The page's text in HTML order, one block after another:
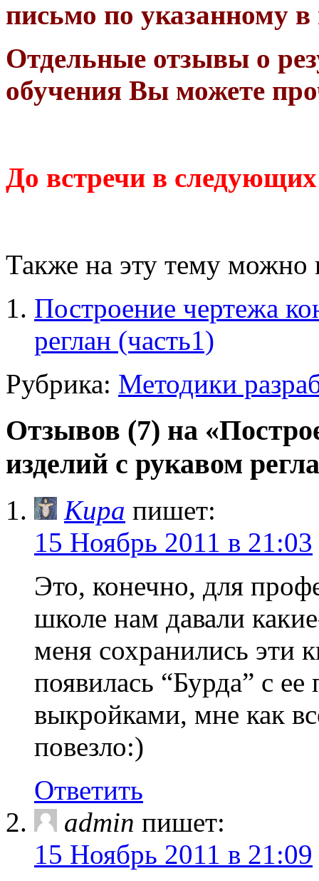
письмо по указанному в
Отдельные отзывы о
обучения Вы можете
До встречи в
Также на эту тему можно
Построение чертежа
реглан (часть1)
Рубрика: Методики
Отзывов (7) на
изделий с рукавом
Кира пишет:
15 Ноябрь 2011 в 21:03
Это, конечно, для
школе нам давали
меня сохранились эти
появилась “Бурда” с
выкройками, мне как
повезло:)
Ответить
admin пишет:
15 Ноябрь 2011 в 21:09